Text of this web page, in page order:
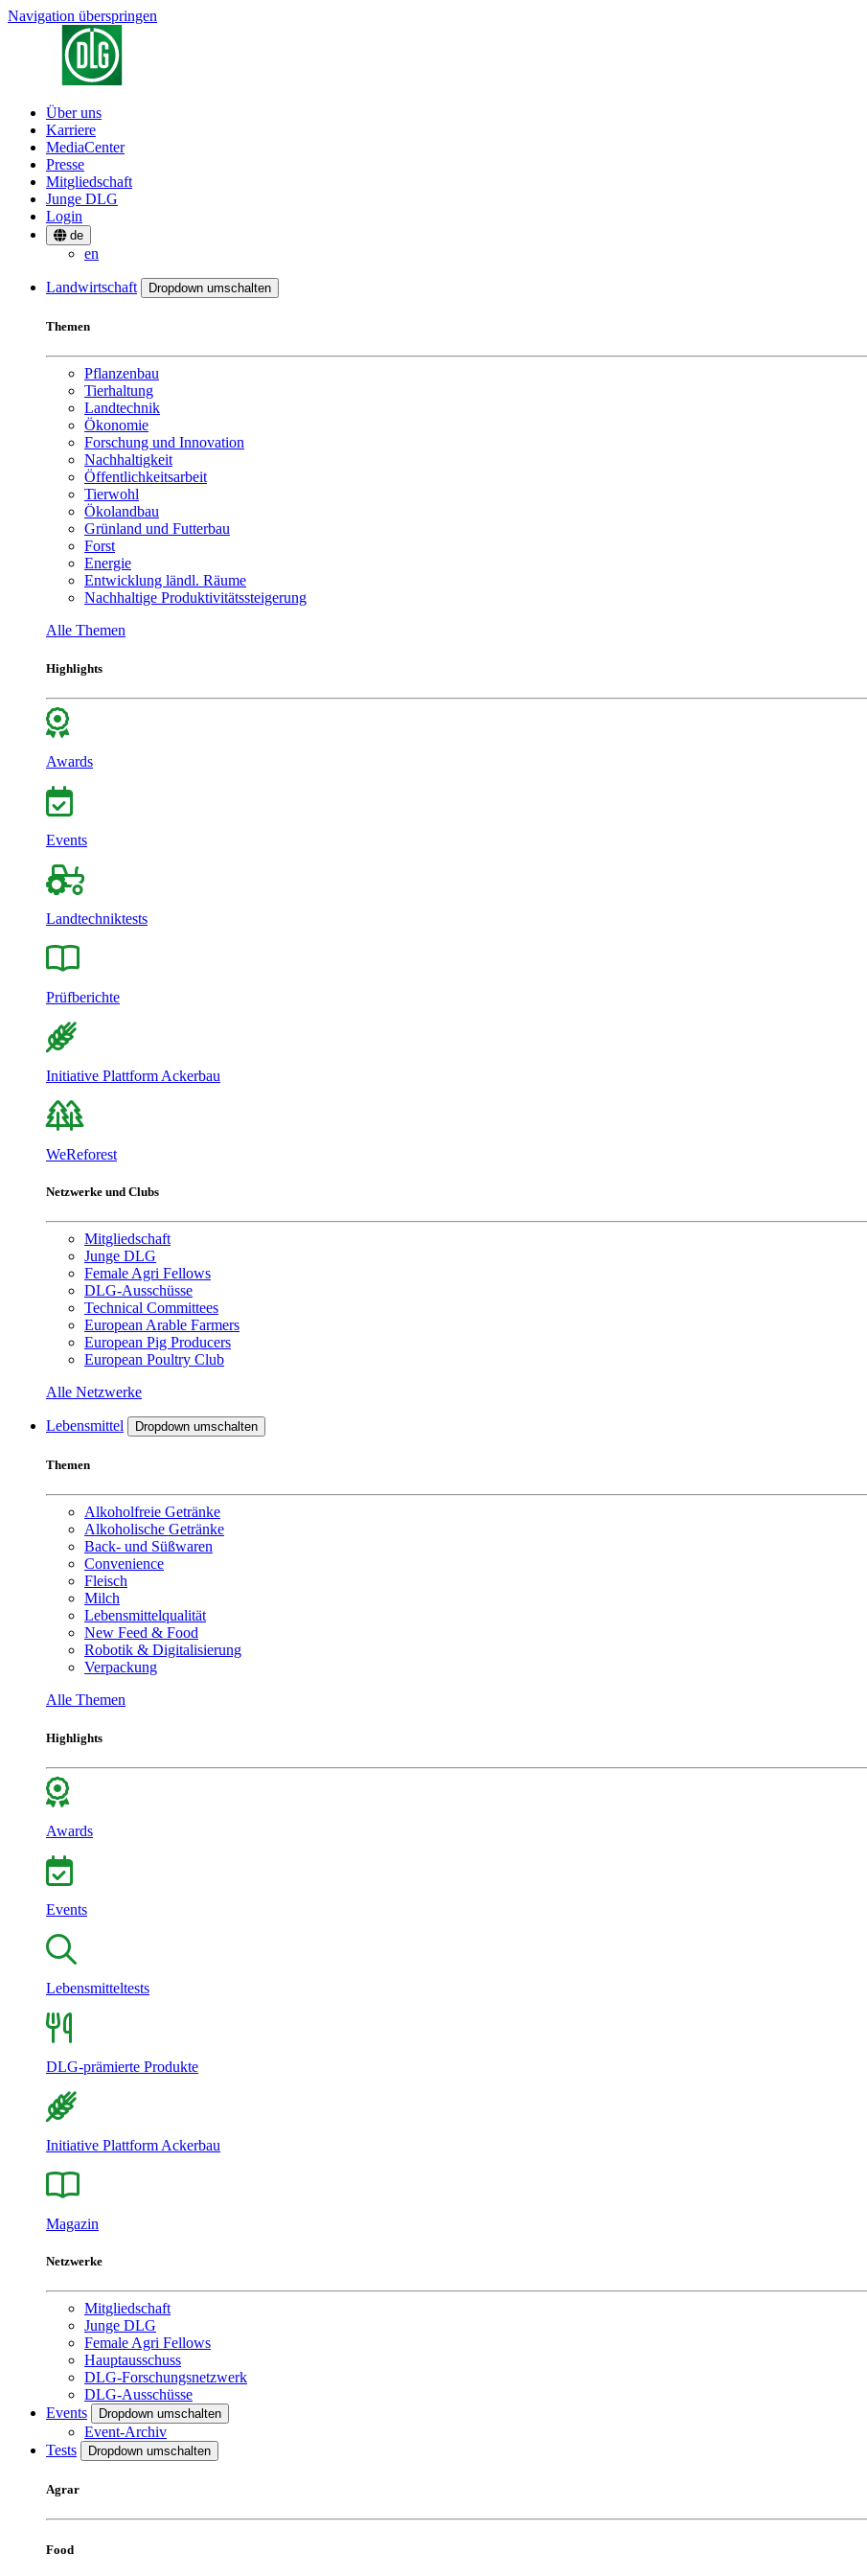
Navigation überspringen
Über uns
Karriere
MediaCenter
Presse
Mitgliedschaft
Junge DLG
Login
de
en
Landwirtschaft Dropdown umschalten
Themen
Pflanzenbau
Tierhaltung
Landtechnik
Ökonomie
Forschung und Innovation
Nachhaltigkeit
Öffentlichkeitsarbeit
Tierwohl
Ökolandbau
Grünland und Futterbau
Forst
Energie
Entwicklung ländl. Räume
Nachhaltige Produktivitätssteigerung
Alle Themen
Highlights
Awards
Events
Landtechniktests
Prüfberichte
Initiative Plattform Ackerbau
WeReforest
Netzwerke und Clubs
Mitgliedschaft
Junge DLG
Female Agri Fellows
DLG-Ausschüsse
Technical Committees
European Arable Farmers
European Pig Producers
European Poultry Club
Alle Netzwerke
Lebensmittel Dropdown umschalten
Themen
Alkoholfreie Getränke
Alkoholische Getränke
Back- und Süßwaren
Convenience
Fleisch
Milch
Lebensmittelqualität
New Feed & Food
Robotik & Digitalisierung
Verpackung
Alle Themen
Highlights
Awards
Events
Lebensmitteltests
DLG-prämierte Produkte
Initiative Plattform Ackerbau
Magazin
Netzwerke
Mitgliedschaft
Junge DLG
Female Agri Fellows
Hauptausschuss
DLG-Forschungsnetzwerk
DLG-Ausschüsse
Events
Dropdown umschalten
Event-Archiv
Tests
Dropdown umschalten
Agrar
Food